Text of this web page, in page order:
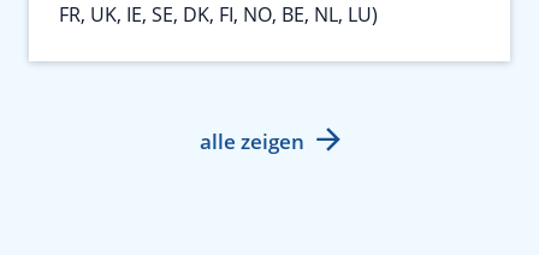
FR, UK, IE, SE, DK, FI, NO, BE, NL, LU)
alle zeigen